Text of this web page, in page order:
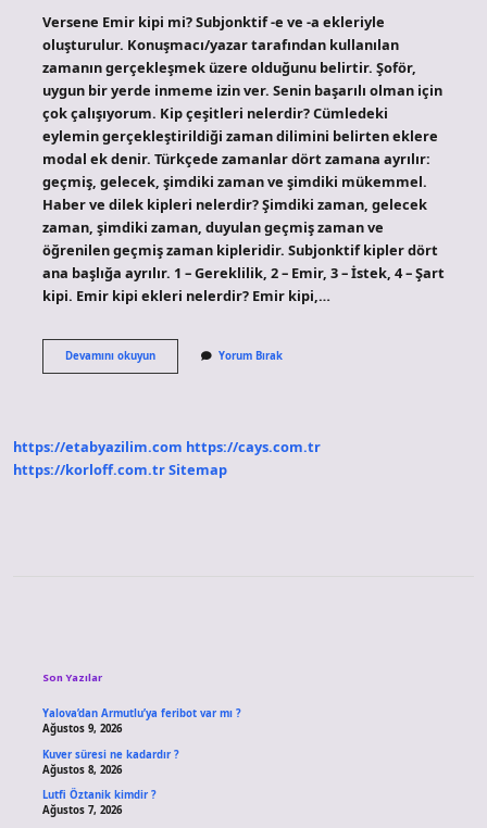
Versene Emir kipi mi? Subjonktif -e ve -a ekleriyle
oluşturulur. Konuşmacı/yazar tarafından kullanılan
zamanın gerçekleşmek üzere olduğunu belirtir. Şoför,
uygun bir yerde inmeme izin ver. Senin başarılı olman için
çok çalışıyorum. Kip çeşitleri nelerdir? Cümledeki
eylemin gerçekleştirildiği zaman dilimini belirten eklere
modal ek denir. Türkçede zamanlar dört zamana ayrılır:
geçmiş, gelecek, şimdiki zaman ve şimdiki mükemmel.
Haber ve dilek kipleri nelerdir? Şimdiki zaman, gelecek
zaman, şimdiki zaman, duyulan geçmiş zaman ve
öğrenilen geçmiş zaman kipleridir. Subjonktif kipler dört
ana başlığa ayrılır. 1 – Gereklilik, 2 – Emir, 3 – İstek, 4 – Şart
kipi. Emir kipi ekleri nelerdir? Emir kipi,…
Devamını okuyunDinleyin
Hangi
Yorum Bırak
https://etabyazilim.com https://cays.com.tr
https://korloff.com.trSitemap
Son Yazılar
Yalova’dan Armutlu’ya feribot var mı ?
Ağustos 9, 2026
Kuver süresi ne kadardır ?
Ağustos 8, 2026
Lutfi Öztanik kimdir ?
Ağustos 7, 2026